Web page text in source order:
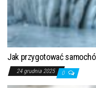
Jak przygotować
24 grudnia 2025 0